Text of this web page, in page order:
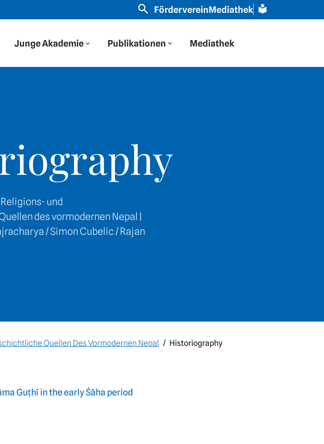
Salon Neue Folge: „Wir haben auf Osteuropa durch eine russische Brille
FördervereinMediathek
Junge Akademie Publikationen Mediathek
und
des vormodernen Nepal |
/ Simon Cubelic / Rajan
Quellen Des Vormodernen Nepal Historiography
Guṭhī in the early Śāha period